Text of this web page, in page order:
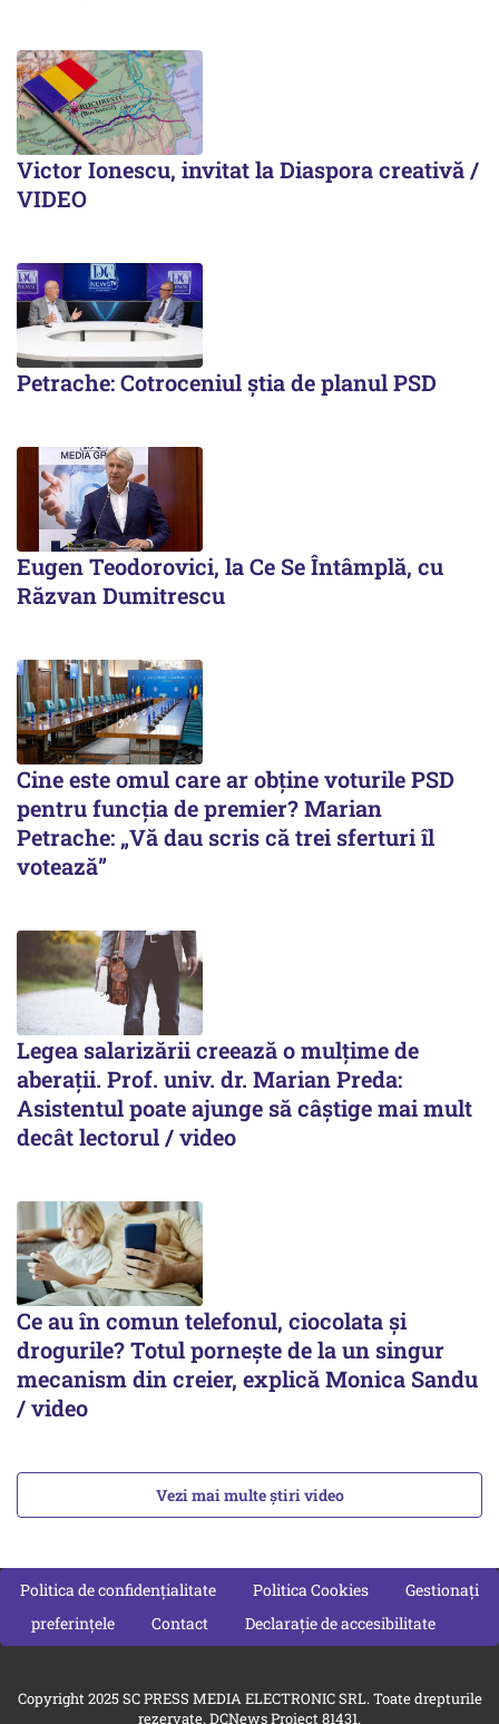
Victor Ionescu, invitat la Diaspora creativă /
VIDEO
Petrache: Cotroceniul știa de planul PSD
Eugen Teodorovici, la Ce Se Întâmplă, cu
Răzvan Dumitrescu
Cine este omul care ar obține voturile PSD
pentru funcția de premier? Marian
Petrache: „Vă dau scris că trei sferturi îl
votează”
Legea salarizării creează o mulțime de
aberații. Prof. univ. dr. Marian Preda:
Asistentul poate ajunge să câștige mai mult
decât lectorul / video
Ce au în comun telefonul, ciocolata și
drogurile? Totul pornește de la un singur
mecanism din creier, explică Monica Sandu
/ video
Vezi mai multe știri video
Politica de confidențialitate Politica Cookies
Gestionați
preferințele
Contact Declarație de accesibilitate
Copyright 2025 SC PRESS MEDIA ELECTRONIC SRL. Toate drepturile
rezervate. DCNews Proiect 81431.